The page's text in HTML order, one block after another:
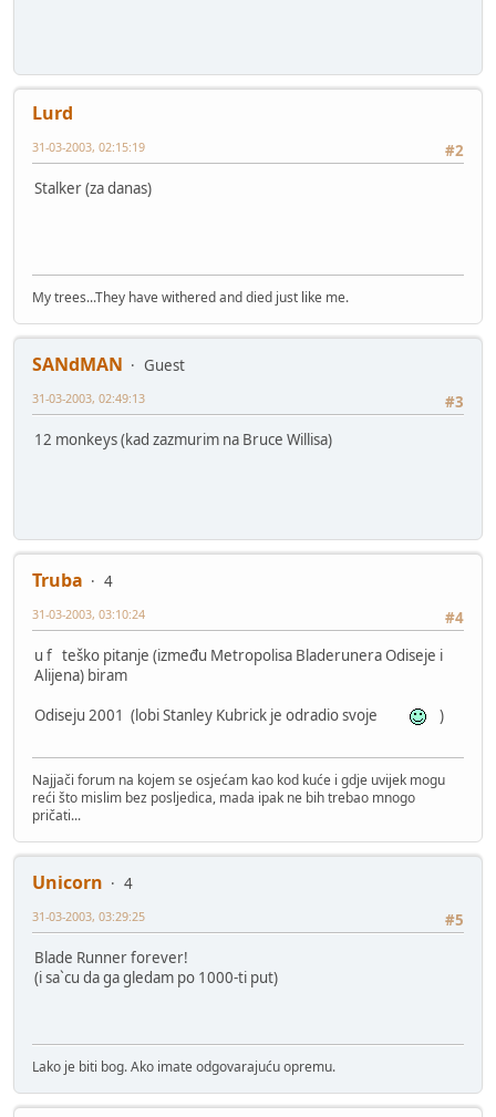
Lurd
#2
31-03-2003, 02:15:19
Stalker (za danas)
My trees...They have withered and died just like me.
SANdMAN
Guest
#3
31-03-2003, 02:49:13
12 monkeys (kad zazmurim na Bruce Willisa)
Truba
4
#4
31-03-2003, 03:10:24
u f teško pitanje (između Metropolisa Bladerunera Odiseje i
Alijena) biram
Odiseju 2001 (lobi Stanley Kubrick je odradio svoje
)
Najjači forum na kojem se osjećam kao kod kuće i gdje uvijek mogu
reći što mislim bez posljedica, mada ipak ne bih trebao mnogo
pričati...
Unicorn
4
#5
31-03-2003, 03:29:25
Blade Runner forever!
(i sa`cu da ga gledam po 1000-ti put)
Lako je biti bog. Ako imate odgovarajuću opremu.